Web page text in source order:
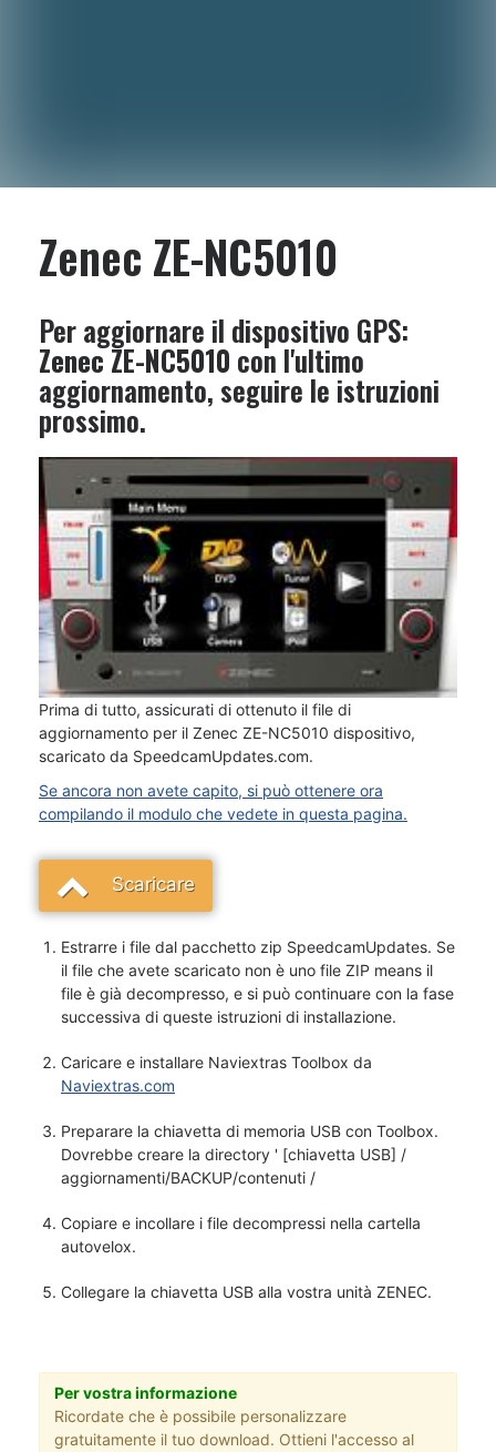
Zenec ZE-NC5010
Per aggiornare il dispositivo GPS:
Zenec ZE-NC5010 con l'ultimo
aggiornamento, seguire le istruzioni
prossimo.
Prima di tutto, assicurati di ottenuto il file di
aggiornamento per il Zenec ZE-NC5010 dispositivo,
scaricato da SpeedcamUpdates.com.
Se ancora non avete capito, si può ottenere ora
compilando il modulo che vedete in questa pagina.
Scaricare
Estrarre i file dal pacchetto zip SpeedcamUpdates. Se
il file che avete scaricato non è uno file ZIP means il
file è già decompresso, e si può continuare con la fase
successiva di queste istruzioni di installazione.
Caricare e installare Naviextras Toolbox da
Naviextras.com
Preparare la chiavetta di memoria USB con Toolbox.
Dovrebbe creare la directory ' [chiavetta USB] /
aggiornamenti/BACKUP/contenuti /
Copiare e incollare i file decompressi nella cartella
autovelox.
Collegare la chiavetta USB alla vostra unità ZENEC.
Per vostra informazione
Ricordate che è possibile personalizzare
gratuitamente il tuo download. Ottieni l'accesso al